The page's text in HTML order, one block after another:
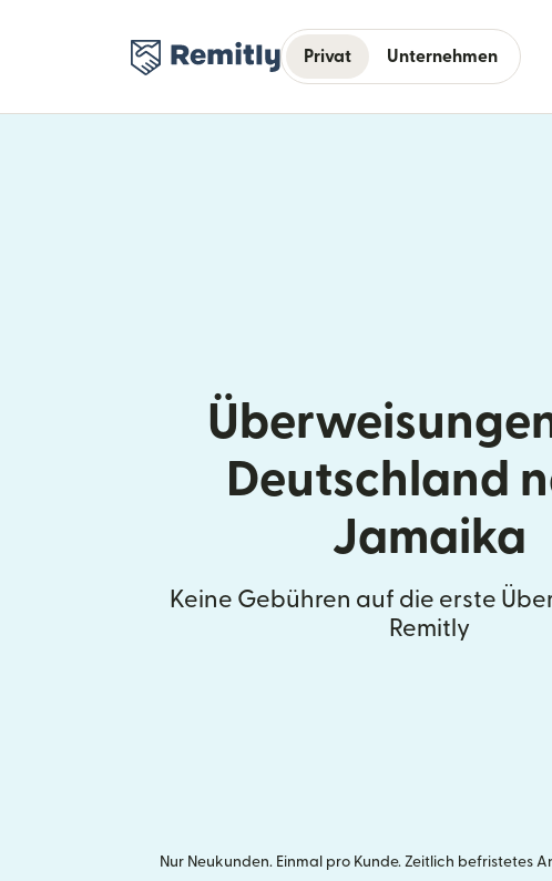
Privat Unternehmen
Deutschland
Jamaika
Keine Gebühren auf die erste
Remitly
Nur Neukunden. Einmal pro Kunde. Zeitlich